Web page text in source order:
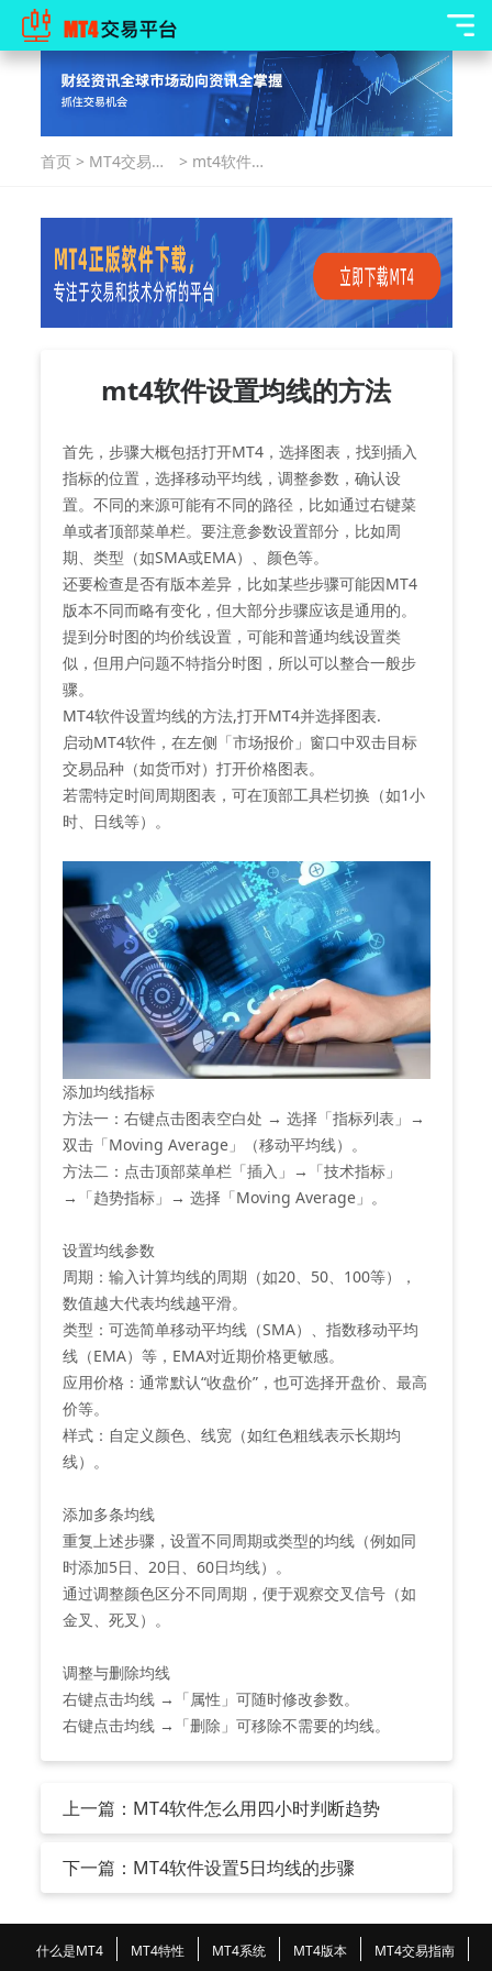
首页 > MT4交易指
> mt4软件设
mt4软件设置均线的方法
首先，步骤大概包括打开MT4，选择图表，找到插入
指标的位置，选择移动平均线，调整参数，确认设
置。不同的来源可能有不同的路径，比如通过右键菜
单或者顶部菜单栏。要注意参数设置部分，比如周
期、类型（如SMA或EMA）、颜色等。
还要检查是否有版本差异，比如某些步骤可能因MT4
版本不同而略有变化，但大部分步骤应该是通用的。
提到分时图的均价线设置，可能和普通均线设置类
似，但用户问题不特指分时图，所以可以整合一般步
骤。
MT4软件设置均线的方法,打开MT4并选择图表‌.
启动MT4软件，在左侧「市场报价」窗口中双击目标
交易品种（如货币对）打开价格图表。
若需特定时间周期图表，可在顶部工具栏切换（如1小
时、日线等）。
添加均线指标‌
‌方法一‌：右键点击图表空白处 → 选择「指标列表」→
双击「Moving Average」（移动平均线）。
‌方法二‌：点击顶部菜单栏「插入」→「技术指标」
→「趋势指标」→ 选择「Moving Average」‌。
设置均线参数‌
‌周期‌：输入计算均线的周期（如20、50、100等），
数值越大代表均线越平滑‌。
‌类型‌：可选简单移动平均线（SMA）、指数移动平均
线（EMA）等，EMA对近期价格更敏感‌。
‌应用价格‌：通常默认“收盘价”，也可选择开盘价、最高
价等‌。
‌样式‌：自定义颜色、线宽（如红色粗线表示长期均
线）。
添加多条均线‌
重复上述步骤，设置不同周期或类型的均线（例如同
时添加5日、20日、60日均线）。
通过调整颜色区分不同周期，便于观察交叉信号（如
金叉、死叉）‌。
调整与删除均线‌
右键点击均线 →「属性」可随时修改参数‌。
右键点击均线 →「删除」可移除不需要的均线‌。
上一篇：MT4软件怎么用四小时判断趋势
下一篇：MT4软件设置5日均线的步骤
什么是MT4 MT4特性 MT4系统 MT4版本 MT4交易指南